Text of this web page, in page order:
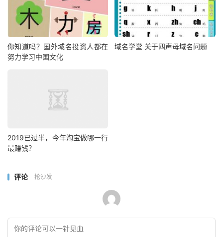
你知道吗？国外域名投资人都在
努力学习中国文化
域名学堂 关于四声母域名问题
2019已过半，今年淘宝做哪一行
最赚钱？
评论 抢沙发